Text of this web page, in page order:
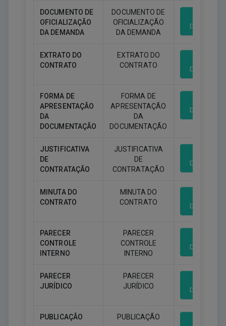
DOCUMENTO DE
OFICIALIZAÇÃO
DA DEMANDA
DOCUMENTO DE
OFICIALIZAÇÃO
DA DEMANDA
Download
EXTRATO DO
CONTRATO
EXTRATO DO
CONTRATO
Download
FORMA DE
APRESENTAÇÃO
DA
DOCUMENTAÇÃO
FORMA DE
APRESENTAÇÃO
DA
DOCUMENTAÇÃO
Download
JUSTIFICATIVA
DE
CONTRATAÇÃO
JUSTIFICATIVA
DE
CONTRATAÇÃO
Download
MINUTA DO
CONTRATO
MINUTA DO
CONTRATO
Download
PARECER
CONTROLE
INTERNO
PARECER
CONTROLE
INTERNO
Download
PARECER
JURÍDICO
PARECER
JURÍDICO
Download
PUBLICAÇÃO PUBLICAÇÃO